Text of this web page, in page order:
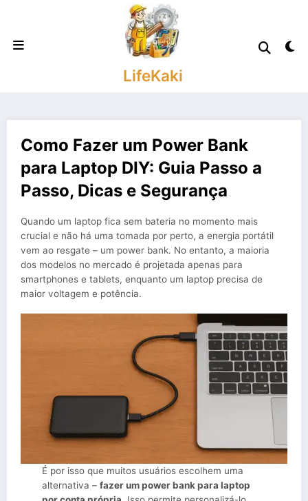
conteúdo
LifeKaki
Como Fazer um Power Bank
para Laptop DIY: Guia Passo a
Passo, Dicas e Segurança
Quando um laptop fica sem bateria no momento mais
crucial e não há uma tomada por perto, a energia portátil
vem ao resgate – um power bank. No entanto, a maioria
dos modelos no mercado é projetada apenas para
smartphones e tablets, enquanto um laptop precisa de
maior voltagem e potência.
É por isso que muitos usuários escolhem uma
alternativa –fazer um power bank para laptop